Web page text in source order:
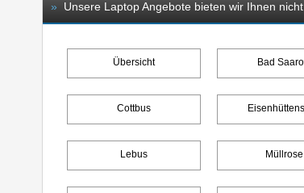
» Unsere Laptop Angebote bieten wir Ihnen
Übersicht Bad
Cottbus
Lebus Müllrose